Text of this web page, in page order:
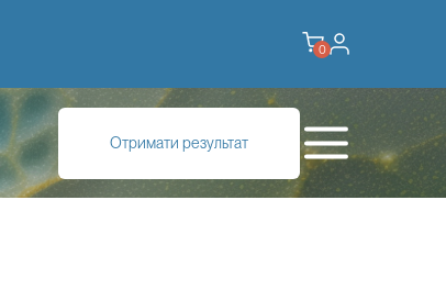
0
Отримати результат